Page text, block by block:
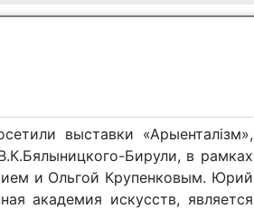
выставки «Арыенталiзм»,
Бирули, в рамках
и Ольгой Крупенковым. Юрий
академия искусств, является